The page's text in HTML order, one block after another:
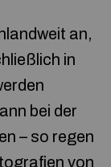
an,
in
bei der
– so regen
von